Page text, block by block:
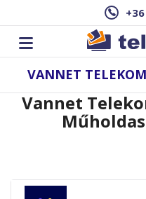
VANNET
Vannet